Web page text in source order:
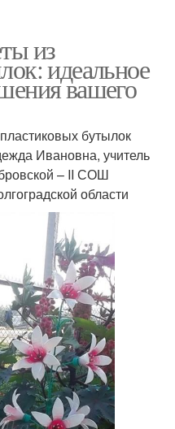
из
идеальное
вашего
бутылок
Ивановна, учитель
– ΙΙ СОШ
области